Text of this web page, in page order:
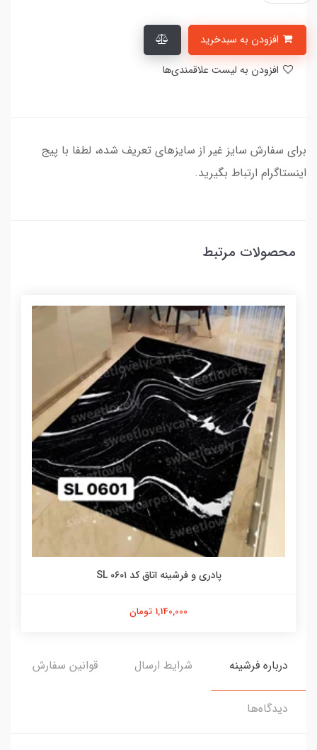
برای سفارش سایز غیر از سایزهای تعریف شده، لطفا با پیج
اینستاگرام ارتباط بگیرید.
محصولات مرتبط
پادری و فرشینه اتاق کد SL ۰۶۰۱
1,140,000 تومان
درباره فرشینه شرایط ارسال قوانین سفارش
دیدگاه‌ها